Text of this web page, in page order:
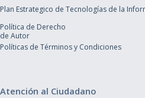
Plan Estrategico de Tecnologías de la
Política de Derecho
de Autor
Políticas de Términos y Condiciones
Atención al Ciudadano